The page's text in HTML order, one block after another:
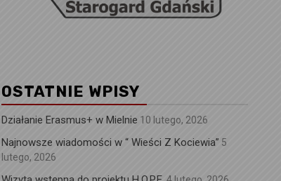
OSTATNIE WPISY
Działanie Erasmus+ w Mielnie 10 lutego, 2026
Najnowsze wiadomości w “ Wieści Z Kociewia” 5
lutego, 2026